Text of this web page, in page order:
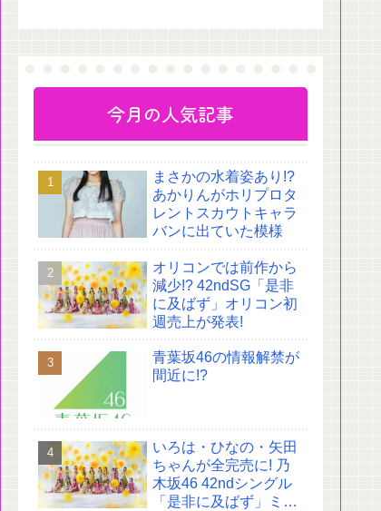
今月の人気記事
まさかの水着姿あり!?
あかりんがホリプロタ
レントスカウトキャラ
バンに出ていた模様
オリコンでは前作から
減少!? 42ndSG「是非
に及ばず」オリコン初
週売上が発表!
青葉坂46の情報解禁が
間近に!?
いろは・ひなの・矢田
ちゃんが全完売に! 乃
木坂46 42ndシングル
「是非に及ばず」ミー